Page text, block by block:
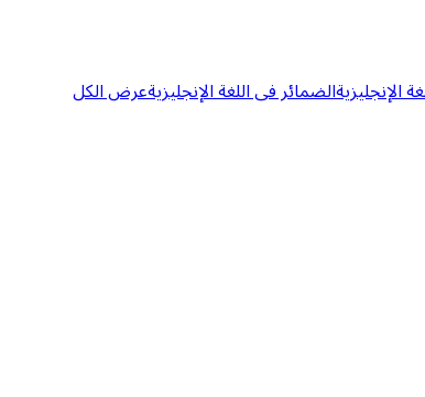
الضمائر فى اللغة الإنجليزيةعرض الكل